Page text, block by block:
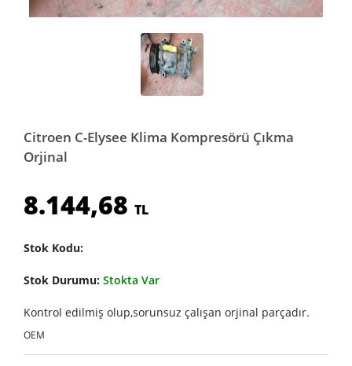
Citroen C-Elysee Klima Kompresörü Çıkma
Orjinal
8.144,68 TL
Stok Kodu:
Stok Durumu: Stokta Var
Kontrol edilmiş olup,sorunsuz çalışan orjinal parçadır.
OEM